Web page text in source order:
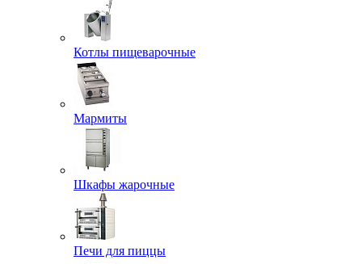
Котлы пищеварочные
Мармиты
Шкафы жарочные
Печи для пиццы